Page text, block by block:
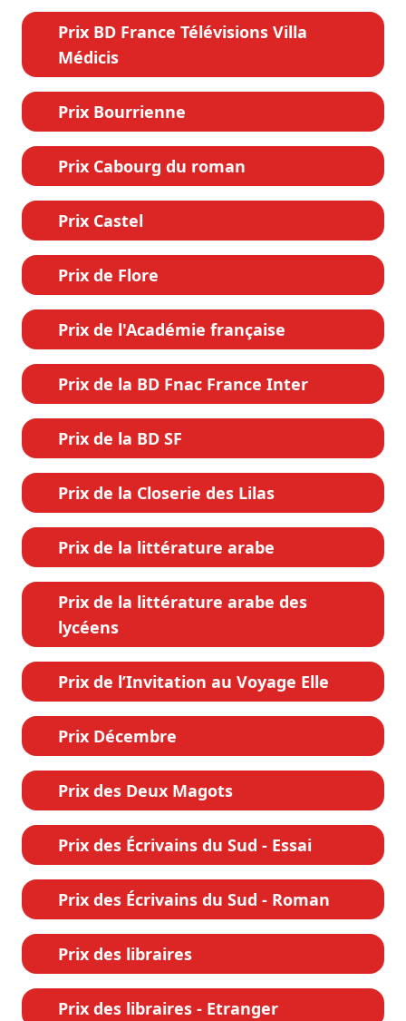
Prix BD France Télévisions Villa
Médicis
Prix Bourrienne
Prix Cabourg du roman
Prix Castel
Prix de Flore
Prix de l'Académie française
Prix de la BD Fnac France Inter
Prix de la BD SF
Prix de la Closerie des Lilas
Prix de la littérature arabe
Prix de la littérature arabe des
lycéens
Prix de l’Invitation au Voyage Elle
Prix Décembre
Prix des Deux Magots
Prix des Écrivains du Sud - Essai
Prix des Écrivains du Sud - Roman
Prix des libraires
Prix des libraires - Etranger